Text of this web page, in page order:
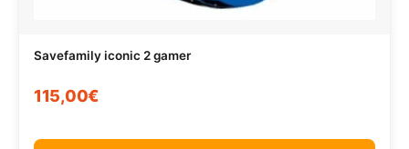
Savefamily iconic 2 gamer
115,00€